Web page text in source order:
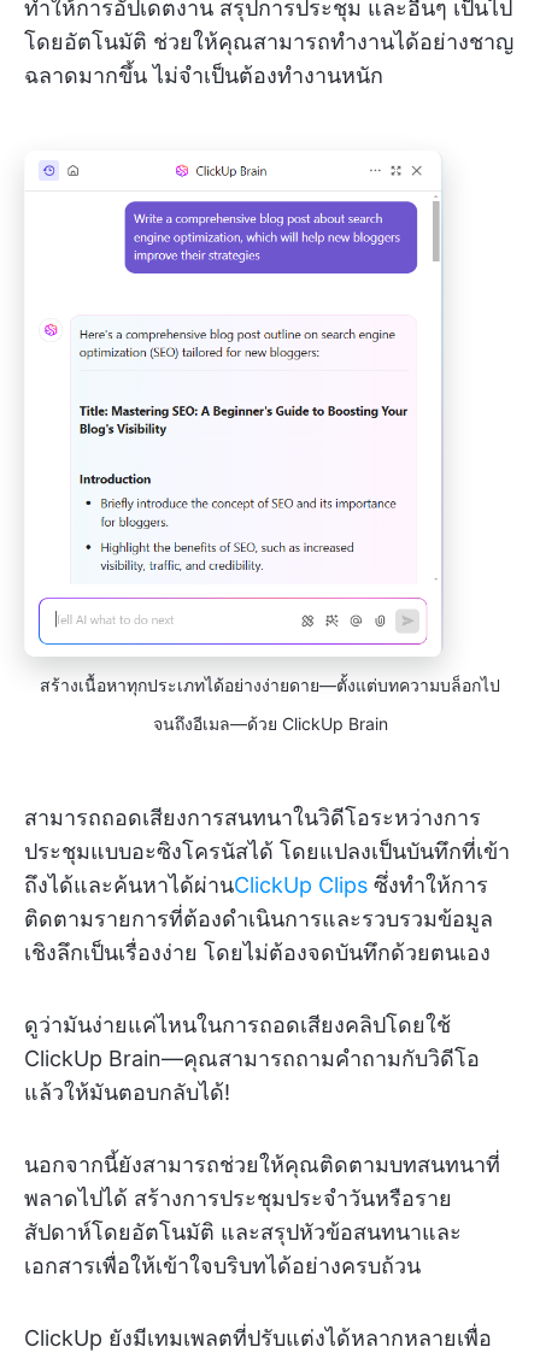
ทำให้การอัปเดตงาน สรุปการประชุม และอื่นๆ เป็นไป
โดยอัตโนมัติ ช่วยให้คุณสามารถทำงานได้อย่างชาญ
ฉลาดมากขึ้น ไม่จำเป็นต้องทำงานหนัก
สร้างเนื้อหาทุกประเภทได้อย่างง่ายดาย—ตั้งแต่บทความบล็อกไป
จนถึงอีเมล—ด้วย ClickUp Brain
สามารถถอดเสียงการสนทนาในวิดีโอระหว่างการ
ประชุมแบบอะซิงโครนัสได้ โดยแปลงเป็นบันทึกที่เข้า
ถึงได้และค้นหาได้ผ่านClickUp Clips ซึ่งทำให้การ
ติดตามรายการที่ต้องดำเนินการและรวบรวมข้อมูล
เชิงลึกเป็นเรื่องง่าย โดยไม่ต้องจดบันทึกด้วยตนเอง
ดูว่ามันง่ายแค่ไหนในการถอดเสียงคลิปโดยใช้
ClickUp Brain—คุณสามารถถามคำถามกับวิดีโอ
แล้วให้มันตอบกลับได้!
นอกจากนี้ยังสามารถช่วยให้คุณติดตามบทสนทนาที่
พลาดไปได้ สร้างการประชุมประจำวันหรือราย
สัปดาห์โดยอัตโนมัติ และสรุปหัวข้อสนทนาและ
เอกสารเพื่อให้เข้าใจบริบทได้อย่างครบถ้วน
ClickUp ยังมีเทมเพลตที่ปรับแต่งได้หลากหลายเพื่อ